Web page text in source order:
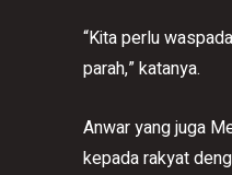
“Kita perlu
parah,” katanya.
Anwar yang juga
kepada rakyat